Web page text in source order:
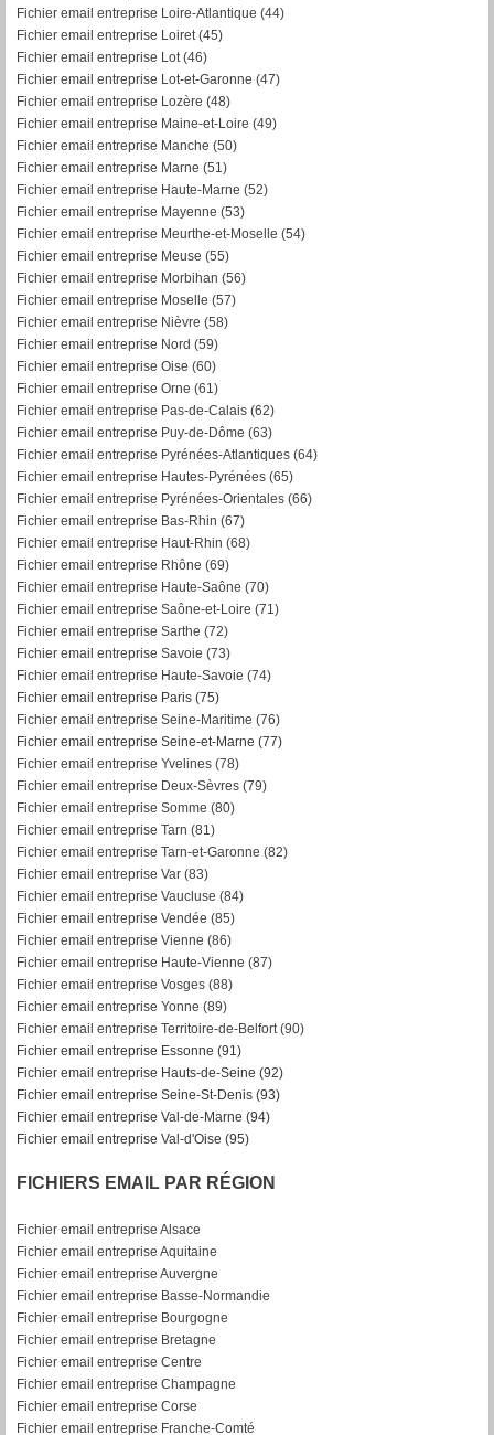
Fichier email entreprise Loire-Atlantique (44)
Fichier email entreprise Loiret (45)
Fichier email entreprise Lot (46)
Fichier email entreprise Lot-et-Garonne (47)
Fichier email entreprise Lozère (48)
Fichier email entreprise Maine-et-Loire (49)
Fichier email entreprise Manche (50)
Fichier email entreprise Marne (51)
Fichier email entreprise Haute-Marne (52)
Fichier email entreprise Mayenne (53)
Fichier email entreprise Meurthe-et-Moselle (54)
Fichier email entreprise Meuse (55)
Fichier email entreprise Morbihan (56)
Fichier email entreprise Moselle (57)
Fichier email entreprise Nièvre (58)
Fichier email entreprise Nord (59)
Fichier email entreprise Oise (60)
Fichier email entreprise Orne (61)
Fichier email entreprise Pas-de-Calais (62)
Fichier email entreprise Puy-de-Dôme (63)
Fichier email entreprise Pyrénées-Atlantiques (64)
Fichier email entreprise Hautes-Pyrénées (65)
Fichier email entreprise Pyrénées-Orientales (66)
Fichier email entreprise Bas-Rhin (67)
Fichier email entreprise Haut-Rhin (68)
Fichier email entreprise Rhône (69)
Fichier email entreprise Haute-Saône (70)
Fichier email entreprise Saône-et-Loire (71)
Fichier email entreprise Sarthe (72)
Fichier email entreprise Savoie (73)
Fichier email entreprise Haute-Savoie (74)
Fichier email entreprise Paris (75)
Fichier email entreprise Seine-Maritime (76)
Fichier email entreprise Seine-et-Marne (77)
Fichier email entreprise Yvelines (78)
Fichier email entreprise Deux-Sèvres (79)
Fichier email entreprise Somme (80)
Fichier email entreprise Tarn (81)
Fichier email entreprise Tarn-et-Garonne (82)
Fichier email entreprise Var (83)
Fichier email entreprise Vaucluse (84)
Fichier email entreprise Vendée (85)
Fichier email entreprise Vienne (86)
Fichier email entreprise Haute-Vienne (87)
Fichier email entreprise Vosges (88)
Fichier email entreprise Yonne (89)
Fichier email entreprise Territoire-de-Belfort (90)
Fichier email entreprise Essonne (91)
Fichier email entreprise Hauts-de-Seine (92)
Fichier email entreprise Seine-St-Denis (93)
Fichier email entreprise Val-de-Marne (94)
Fichier email entreprise Val-d'Oise (95)
FICHIERS EMAIL PAR RÉGION
Fichier email entreprise Alsace
Fichier email entreprise Aquitaine
Fichier email entreprise Auvergne
Fichier email entreprise Basse-Normandie
Fichier email entreprise Bourgogne
Fichier email entreprise Bretagne
Fichier email entreprise Centre
Fichier email entreprise Champagne
Fichier email entreprise Corse
Fichier email entreprise Franche-Comté